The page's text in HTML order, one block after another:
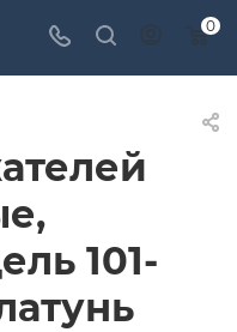
0
101-